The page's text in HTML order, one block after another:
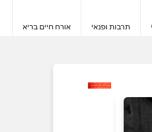
תרבות ופנאי אורח חיים בריא